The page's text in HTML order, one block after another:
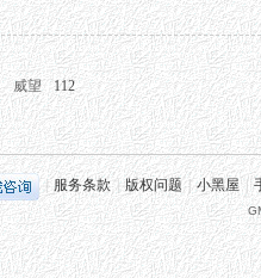
威望
112
服务条款 版权问题 | 小黑屋